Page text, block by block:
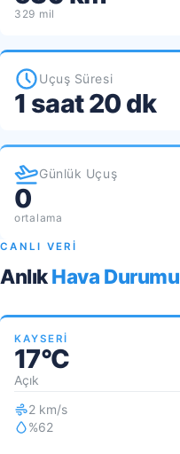
329 mil
Uçuş Süresi
1 saat 20 dk
Günlük Uçuş
0
ortalama
CANLI VERİ
AnlıkHava Durumu
KAYSERI
17°C
Açık
2 km/s
%62